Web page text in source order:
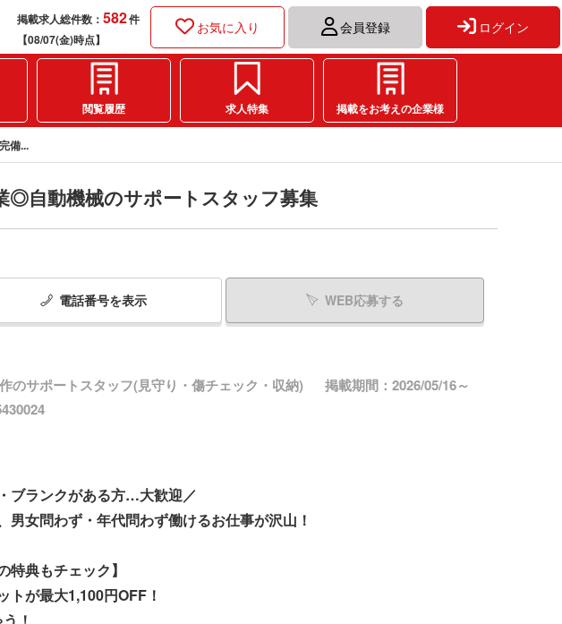
掲載求人総件数： 582件
【08/07(金)時点】
お気に入り 会員登録 ログイン
閲覧履歴 求人特集 掲載をお考えの企業様
備...
◎自動機械のサポートスタッフ募集
電話番号を表示 WEB応募する
のサポートスタッフ(見守り・傷チェック・収納)
掲載期間：2026/05/16～
ブランクがある方…大歓迎／
男女問わず・年代問わず働けるお仕事が沢山！
特典もチェック】
が最大1,100円OFF！